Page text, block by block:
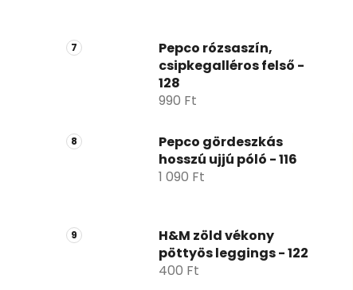
Pepco rózsaszín,
csipkegalléros felső -
128
990 Ft
Pepco gördeszkás
hosszú ujjú póló - 116
1 090 Ft
H&M zöld vékony
pöttyös leggings - 122
400 Ft